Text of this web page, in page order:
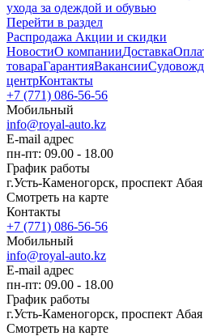
ухода за одеждой и обувью
Перейти в раздел
Распродажа Акции и скидки
НовостиО компанииДоставка
товараГарантияВакансии
центрКонтакты
+7 (771) 086-56-56
Мобильный
info@royal-auto.kz
E-mail адрес
пн-пт: 09.00 - 18.00
График работы
г.Усть-Каменогорск, проспект Абая
Смотреть на карте
Контакты
+7 (771) 086-56-56
Мобильный
info@royal-auto.kz
E-mail адрес
пн-пт: 09.00 - 18.00
График работы
г.Усть-Каменогорск, проспект Абая
Смотреть на карте